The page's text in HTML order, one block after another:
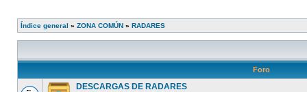
Índice general » ZONA COMÚN » RADARES
Foro
DESCARGAS DE RADARES